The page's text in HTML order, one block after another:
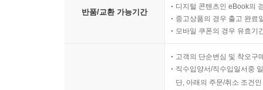
반품/교환 가능기간
디지털 콘텐츠인 eBook의
중고상품의 경우 출고 완료
모바일 쿠폰의 경우 유효기
고객의 단순변심 및 착오구
직수입양서/직수입일서중
단, 아래의 주문/취소 조건